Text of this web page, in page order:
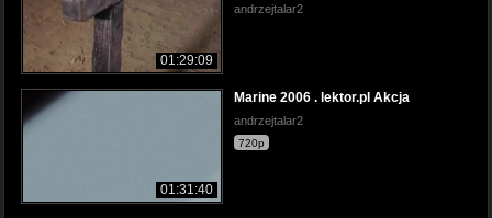
01:29:09
andrzejtalar2
01:31:40
Marine 2006 . lektor.pl Akcja
andrzejtalar2
720p